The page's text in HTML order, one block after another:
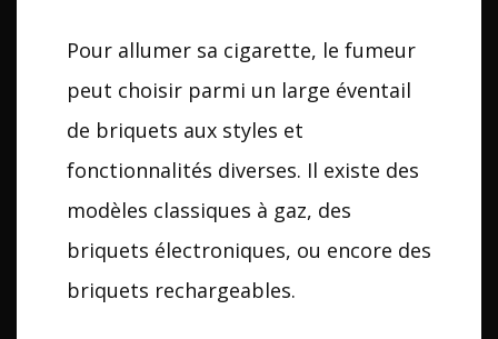
Pour allumer sa cigarette, le fumeur
peut choisir parmi un large éventail
de briquets aux styles et
fonctionnalités diverses. Il existe des
modèles classiques à gaz, des
briquets électroniques, ou encore des
briquets rechargeables.